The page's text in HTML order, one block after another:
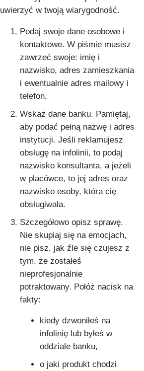
uwierzyć w twoją wiarygodność.
Podaj swoje dane osobowe i
kontaktowe. W piśmie musisz
zawrzeć swoje: imię i
nazwisko, adres zamieszkania
i ewentualnie adres mailowy i
telefon.
Wskaż dane banku. Pamiętaj,
aby podać pełną nazwę i adres
instytucji. Jeśli reklamujesz
obsługę na infolinii, to podaj
nazwisko konsultanta, a jeżeli
w placówce, to jej adres oraz
nazwisko osoby, która cię
obsługiwała.
Szczegółowo opisz sprawę.
Nie skupiaj się na emocjach,
nie pisz, jak źle się czujesz z
tym, że zostałeś
nieprofesjonalnie
potraktowany. Połóż nacisk na
fakty:
kiedy dzwoniłeś na
infolinię lub byłeś w
oddziale banku,
o jaki produkt chodzi